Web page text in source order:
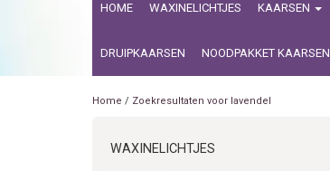
HOME WAXINELICHTJES KAARSEN
DRUIPKAARSEN NOODPAKKET KAARSEN
Home / Zoekresultaten voor lavendel
WAXINELICHTJES